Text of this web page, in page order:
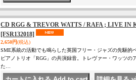
CD RGG & TREVOR WATTS / RAFA ; LIVE IN
[FSR132018]
2,650円(税込)
SME系統の活動でも鳴らした英国フリー・ジャズの先駆的
ピアノトリオ「RGG」の共演録音。トレヴァー・ワッツ
た…